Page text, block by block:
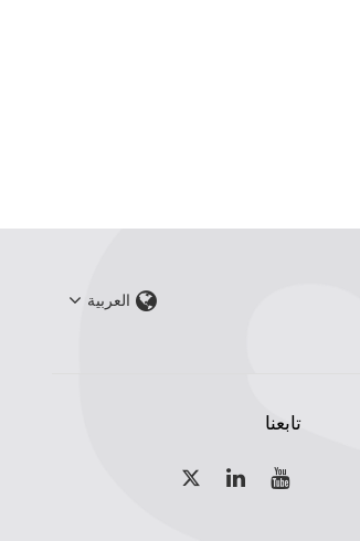
العربية
تابعنا